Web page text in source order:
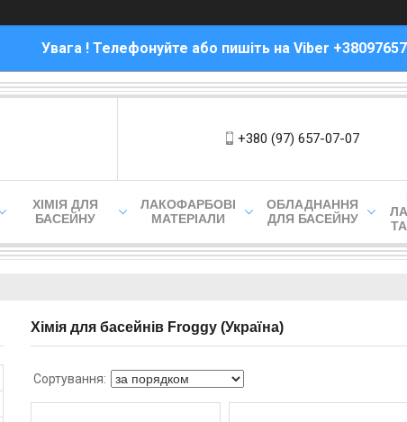
Увага ! Телефонуйте або пишіть на Viber
+380 (97) 657-07-07
ХІМІЯ ДЛЯ
БАСЕЙНУ
ЛАКОФАРБОВІ
МАТЕРІАЛИ
ОБЛАДНАННЯ
ДЛЯ БАСЕЙНУ
Хімія для басейнів Froggy (Україна)